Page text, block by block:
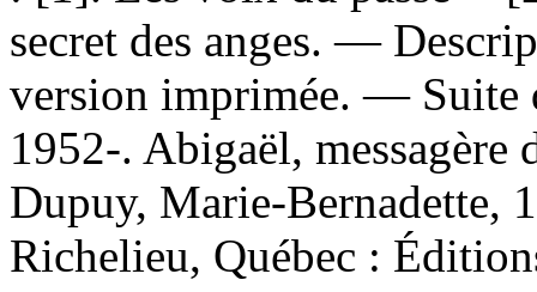
secret des anges. —
version imprimée. —
1952-. Abigaël,
Dupuy, Marie-Bernadette,
Richelieu, Québec :